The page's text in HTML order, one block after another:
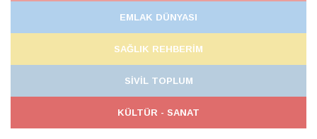
EMLAK DÜNYASI
SAĞLIK REHBERİM
SİVİL TOPLUM
KÜLTÜR - SANAT